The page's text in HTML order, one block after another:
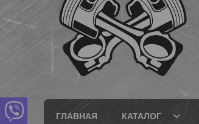
ГЛАВНАЯ КАТАЛОГ